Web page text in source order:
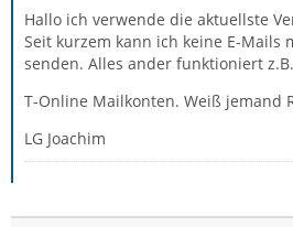
Hallo ich verwende die aktuellste
Seit kurzem kann ich keine E-Mails
senden. Alles ander funktioniert
T-Online Mailkonten. Weiß jemand
LG Joachim